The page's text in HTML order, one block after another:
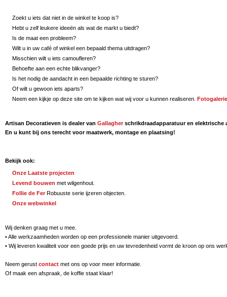
Zoekt u iets dat niet in de winkel te koop is?
Hebt u zelf leukere ideeën als wat de markt u biedt?
Is de maat een probleem?
Wilt u in uw café of winkel een bepaald thema uitdragen?
Misschien wilt u iets camoufleren?
Behoefte aan een echte blikvanger?
Is het nodig de aandacht in een bepaalde richting te sturen?
Of wilt u gewoon iets aparts?
Neem een kijkje op deze site om te kijken wat wij voor u kunnen realiseren. Fotogalerie
Artisan Decoratieven is dealer van Gallagherschrikdraadapparatuur en elektrische
En u kunt bij ons terecht voor maatwerk, montage en plaatsing!
Bekijk ook:
Onze Laatste projecten
Levend bouwen met wilgenhout.
Follie de FerRobuuste serie ijzeren objecten.
Onze webwinkel
Wij denken graag met u mee.
• Alle werkzaamheden worden op een professionele manier uitgevoerd.
• Wij leveren kwaliteit voor een goede prijs en uw tevredenheid vormt de kroon op ons
Neem gerust contact met ons op voor meer informatie.
Of maak een afspraak, de koffie staat klaar!